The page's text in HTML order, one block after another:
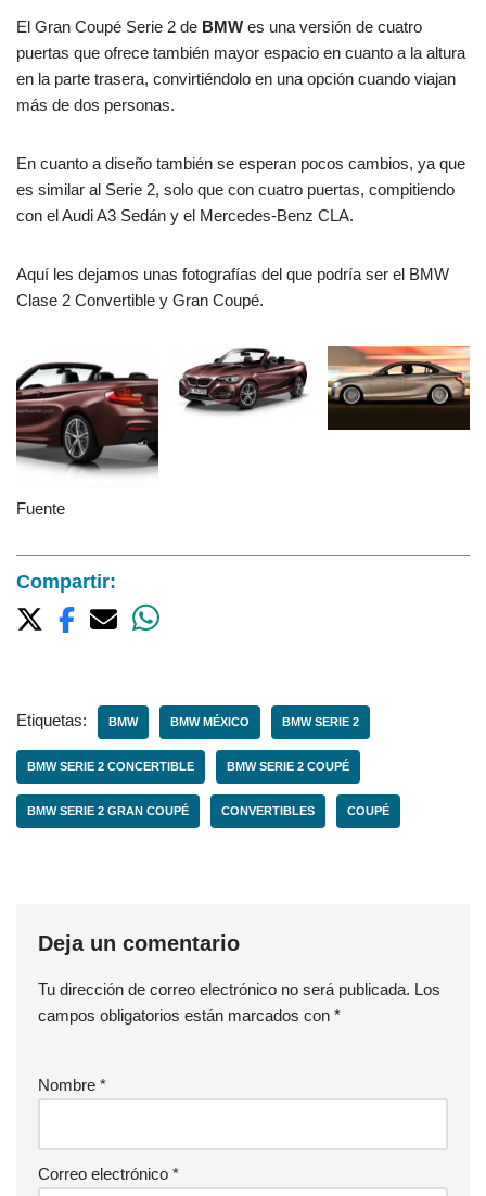
El Gran Coupé Serie 2 de BMW es una versión de cuatro
puertas que ofrece también mayor espacio en cuanto a la altura
en la parte trasera, convirtiéndolo en una opción cuando viajan
más de dos personas.
En cuanto a diseño también se esperan pocos cambios, ya que
es similar al Serie 2, solo que con cuatro puertas, compitiendo
con el Audi A3 Sedán y el Mercedes-Benz CLA.
Aquí les dejamos unas fotografías del que podría ser el BMW
Clase 2 Convertible y Gran Coupé.
Fuente
Compartir:
Etiquetas: BMW BMW MÉXICO BMW SERIE 2
BMW SERIE 2 CONCERTIBLE BMW SERIE 2 COUPÉ
BMW SERIE 2 GRAN COUPÉ CONVERTIBLES COUPÉ
Deja un comentario
Tu dirección de correo electrónico no será publicada. Los
campos obligatorios están marcados con *
Nombre *
Correo electrónico *